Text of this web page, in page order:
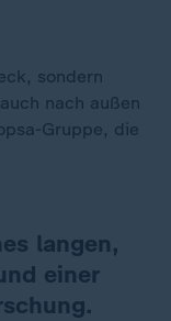
sondern
nach außen
Gruppe, die
langen,
einer